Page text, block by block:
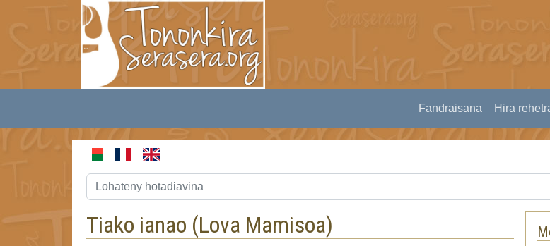
Fandraisana Hira
Tiako ianao (Lova Mamisoa)